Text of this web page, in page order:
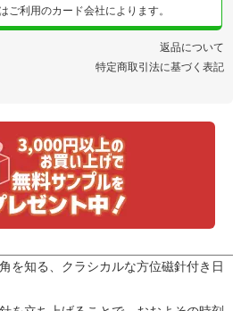
ご利用のカード会社によります。
返品について
特定商取引法に基づく表記
を知る、クラシカルな方位磁針付き日